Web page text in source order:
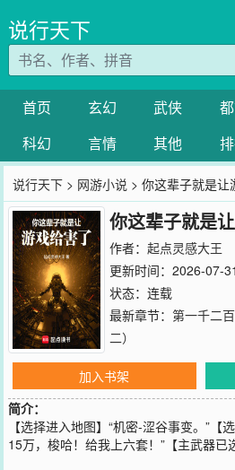
说行天下
首页 玄幻 武侠
科幻
言情 其他
说行天下 > 网游小说 > 你这辈子就是让
你这辈子就是
作者： 起点灵感大王
更新时间：2026-07-
状态：连载
最新章节： 第一千二
二）
加入书架
简介：
【选择进入地图】“机密-涩谷事变。”【
15万，梭哈！给我上六套！”【主武器已